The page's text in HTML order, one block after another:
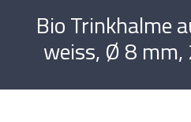
Bio Trinkhalme
weiss, Ø 8